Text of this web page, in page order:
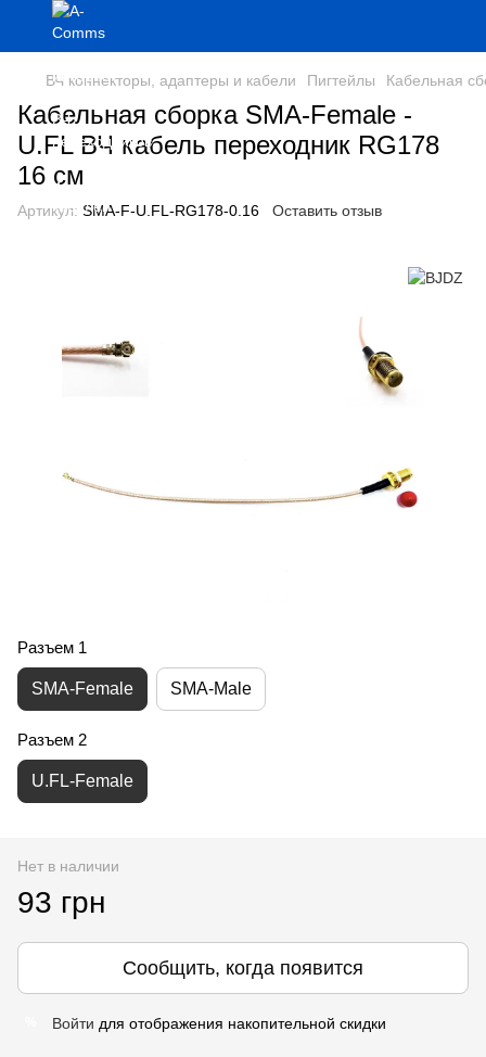
ВЧ коннекторы, адаптеры и кабели Пигтейлы Кабельная
Кабельная сборка SMA-Female -
U.FL ВЧ кабель переходник RG178
16 см
Артикул: SMA-F-U.FL-RG178-0.16 Оставить отзыв
Разъем 1
SMA-Female SMA-Male
Разъем 2
U.FL-Female
Нет в наличии
93 грн
Сообщить, когда появится
Войти для отображения накопительной скидки